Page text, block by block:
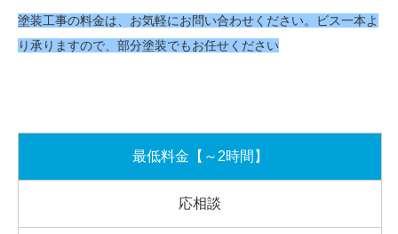
塗装工事の料金は、お気軽にお問い合わせください。ビス一本よ
り承りますので、部分塗装でもお任せください
最低料金【～2時間】
応相談